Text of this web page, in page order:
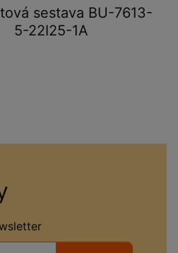
sestava BU-7613-
5-22I25-1A